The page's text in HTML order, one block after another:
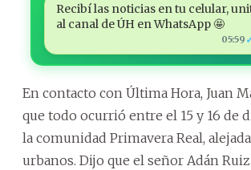
Recibí las noticias en tu celular,
al canal de ÚH en WhatsApp 🤩
05:59
En contacto con Última Hora, Juan
que todo ocurrió entre el 15 y 16 de
la comunidad Primavera Real,
urbanos. Dijo que el señor Adán